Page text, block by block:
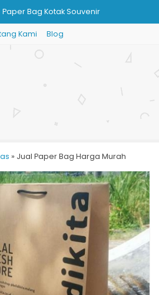
Paper Bag Kotak Souvenir
Paper Bag BRI
Custom Paper Bag Harga Murah
Paper Bag Murah Cetak
Custom Ukuran Paper Bag
Jual Paper Bag Murah Coklat
Tas Kertas Custom Ukuran
Kami Blog
» Jual Paper Bag Harga Murah